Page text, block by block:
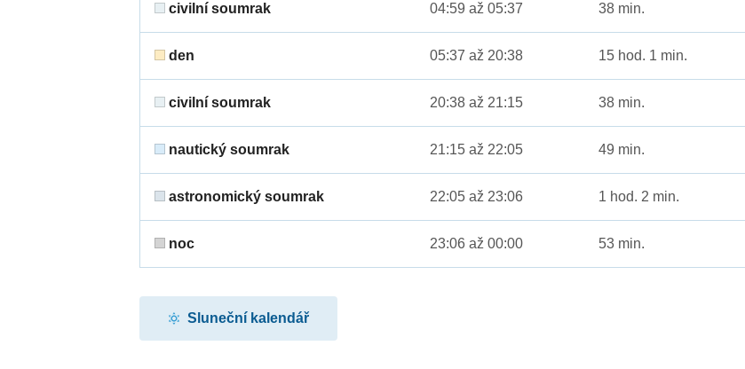
civilní soumrak 04:59 až 05:37 38 min.
den 05:37 až 20:38 15 hod. 1 min.
civilní soumrak 20:38 až 21:15 38 min.
nautický soumrak 21:15 až 22:05 49 min.
astronomický soumrak 22:05 až 23:06 1 hod. 2 min.
noc 23:06 až 00:00 53 min.
Sluneční kalendář